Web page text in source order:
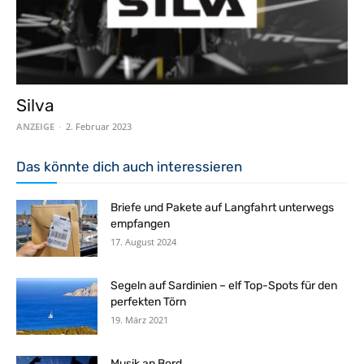
Silva
ANZEIGE - 2. Februar 2023
Das könnte dich auch interessieren
Briefe und Pakete auf Langfahrt unterwegs
empfangen
17. August 2024
Segeln auf Sardinien – elf Top-Spots für den
perfekten Törn
19. März 2021